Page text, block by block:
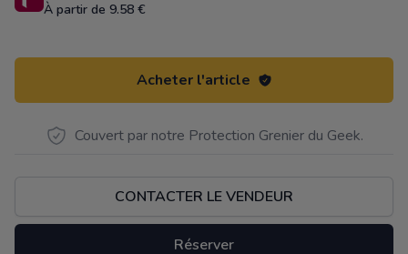
À partir de 9.58 €
Acheter l'article
Couvert par notre Protection Grenier du Geek.
CONTACTER LE VENDEUR
Réserver